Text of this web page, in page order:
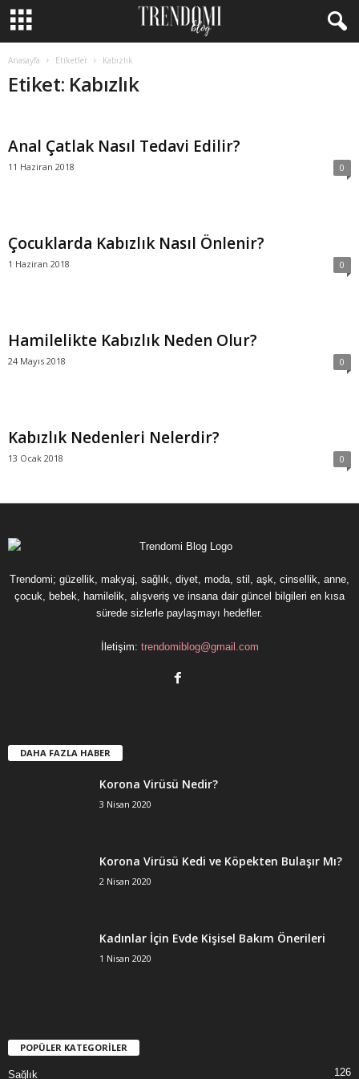
Anasayfa Etiketler Kabızlık
Etiket: Kabızlık
Anal Çatlak Nasıl Tedavi Edilir?
11 Haziran 2018 0
Çocuklarda Kabızlık Nasıl Önlenir?
1 Haziran 2018 0
Hamilelikte Kabızlık Neden Olur?
24 Mayıs 2018 0
Kabızlık Nedenleri Nelerdir?
13 Ocak 2018 0
Trendomi; güzellik, makyaj, sağlık, diyet, moda, stil, aşk, cinsellik, anne,
çocuk, bebek, hamilelik, alışveriş ve insana dair güncel bilgileri en kısa
sürede sizlerle paylaşmayı hedefler.
İletişim: trendomiblog@gmail.com
DAHA FAZLA HABER
Korona Virüsü Nedir?
3 Nisan 2020
Korona Virüsü Kedi ve Köpekten Bulaşır Mı?
2 Nisan 2020
Kadınlar İçin Evde Kişisel Bakım Önerileri
1 Nisan 2020
POPÜLER KATEGORİLER
Sağlık 126